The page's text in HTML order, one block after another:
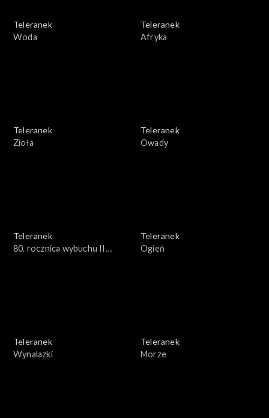
Teleranek
Woda
Teleranek
Afryka
Teleranek
Zioła
Teleranek
Owady
Teleranek
80. rocznica wybuchu II
Teleranek
Ogień
Teleranek
Wynalazki
Teleranek
Morze